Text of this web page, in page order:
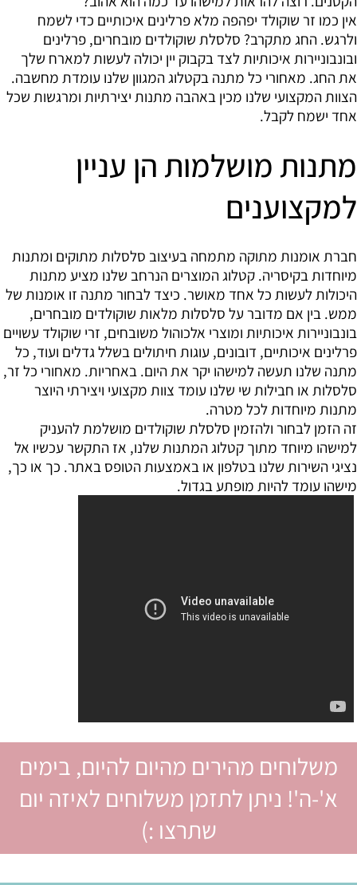
אין כמו זר שוקולד יפהפה מלא פרלינים איכותיים כדי לשמח
ולרגש. החג מתקרב? סלסלת שוקולדים מובחרים, פרלינים
ובונבוניירות איכותיות לצד בקבוק יין יכולה לעשות למארח שלך
את החג. מאחורי כל מתנה בקטלוג המגוון שלנו עומדת מחשבה.
הצוות המקצועי שלנו מכין באהבה מתנות יצירתיות ומרגשות שכל
אחד ישמח לקבל.
מתנות מושלמות הן עניין
למקצוענים
חברת אומנות מתוקה מתמחה בעיצוב סלסלות מתוקים ומתנות
מיוחדות בקיסריה. קטלוג המוצרים הנרחב שלנו מציע מתנות
היכולות לעשות כל אחד מאושר. כיצד לבחור מתנה זו אומנות של
ממש. בין אם מדובר על סלסלות מלאות שוקולדים מובחרים,
בונבוניירות איכותיות ומוצרי אלכוהול משובחים, זרי שוקולד עשויים
פרלינים איכותיים, דובונים, עוגות חיתולים בשלל גדלים ועוד, כל
מתנה שלנו תעשה למישהו יקר את היום. באחריות. מאחורי כל זר,
סלסלות או חבילות שי שלנו עומד צוות מקצועי ויצירתי היוצר
מתנות מיוחדות לכל מטרה.
זה הזמן לבחור ולהזמין סלסלת שוקולדים מושלמת להעניק
למישהו מיוחד מתוך קטלוג המתנות שלנו, אז התקשר עכשיו אל
נציגי השירות שלנו בטלפון או באמצעות הטופס באתר. כך או כך,
מישהו עומד להיות מופתע בגדול.
משלוחים מהירים מהיום להיום, בימים
א'-ה'! ניתן לתזמן משלוחים לאיזה יום
שתרצו :)